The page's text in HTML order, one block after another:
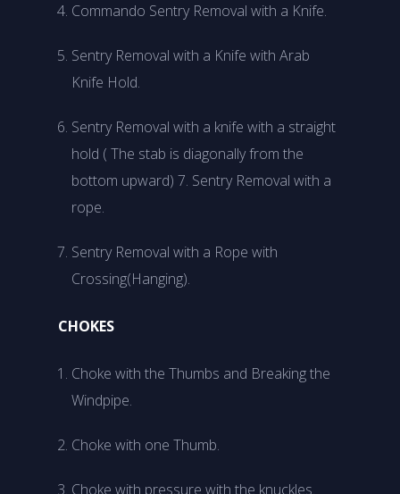
Commando Sentry Removal with a Knife.
Sentry Removal with a Knife with Arab
Knife Hold.
Sentry Removal with a knife with a straight
hold ( The stab is diagonally from the
bottom upward) 7. Sentry Removal with a
rope.
Sentry Removal with a Rope with
Crossing(Hanging).
CHOKES
Choke with the Thumbs and Breaking the
Windpipe.
Choke with one Thumb.
Choke with pressure with the knuckles.